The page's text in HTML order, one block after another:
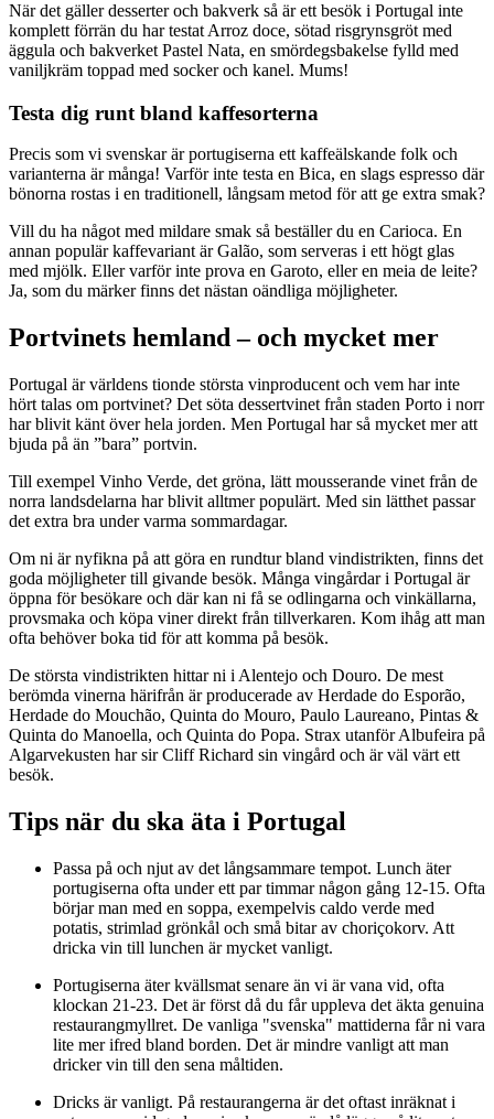
När det gäller desserter och bakverk så är ett besök i Portugal inte
komplett förrän du har testat Arroz doce, sötad risgrynsgröt med
äggula och bakverket Pastel Nata, en smördegsbakelse fylld med
vaniljkräm toppad med socker och kanel. Mums!
Testa dig runt bland kaffesorterna
Precis som vi svenskar är portugiserna ett kaffeälskande folk och
varianterna är många! Varför inte testa en Bica, en slags espresso där
bönorna rostas i en traditionell, långsam metod för att ge extra smak?
Vill du ha något med mildare smak så beställer du en Carioca. En
annan populär kaffevariant är Galão, som serveras i ett högt glas
med mjölk. Eller varför inte prova en Garoto, eller en meia de leite?
Ja, som du märker finns det nästan oändliga möjligheter.
Portvinets hemland – och mycket mer
Portugal är världens tionde största vinproducent och vem har inte
hört talas om portvinet? Det söta dessertvinet från staden Porto i norr
har blivit känt över hela jorden. Men Portugal har så mycket mer att
bjuda på än ”bara” portvin.
Till exempel Vinho Verde, det gröna, lätt mousserande vinet från de
norra landsdelarna har blivit alltmer populärt. Med sin lätthet passar
det extra bra under varma sommardagar.
Om ni är nyfikna på att göra en rundtur bland vindistrikten, finns det
goda möjligheter till givande besök. Många vingårdar i Portugal är
öppna för besökare och där kan ni få se odlingarna och vinkällarna,
provsmaka och köpa viner direkt från tillverkaren. Kom ihåg att man
ofta behöver boka tid för att komma på besök.
De största vindistrikten hittar ni i Alentejo och Douro. De mest
berömda vinerna härifrån är producerade av Herdade do Esporão,
Herdade do Mouchão, Quinta do Mouro, Paulo Laureano, Pintas &
Quinta do Manoella, och Quinta do Popa. Strax utanför Albufeira på
Algarvekusten har sir Cliff Richard sin vingård och är väl värt ett
besök.
Tips när du ska äta i Portugal
Passa på och njut av det långsammare tempot. Lunch äter
portugiserna ofta under ett par timmar någon gång 12-15. Ofta
börjar man med en soppa, exempelvis caldo verde med
potatis, strimlad grönkål och små bitar av choriçokorv. Att
dricka vin till lunchen är mycket vanligt.
Portugiserna äter kvällsmat senare än vi är vana vid, ofta
klockan 21-23. Det är först då du får uppleva det äkta genuina
restaurangmyllret. De vanliga "svenska" mattiderna får ni vara
lite mer ifred bland borden. Det är mindre vanligt att man
dricker vin till den sena måltiden.
Dricks är vanligt. På restaurangerna är det oftast inräknat i